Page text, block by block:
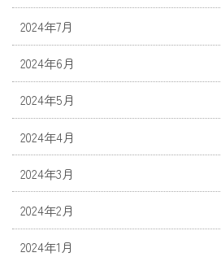
2024年7月
2024年6月
2024年5月
2024年4月
2024年3月
2024年2月
2024年1月